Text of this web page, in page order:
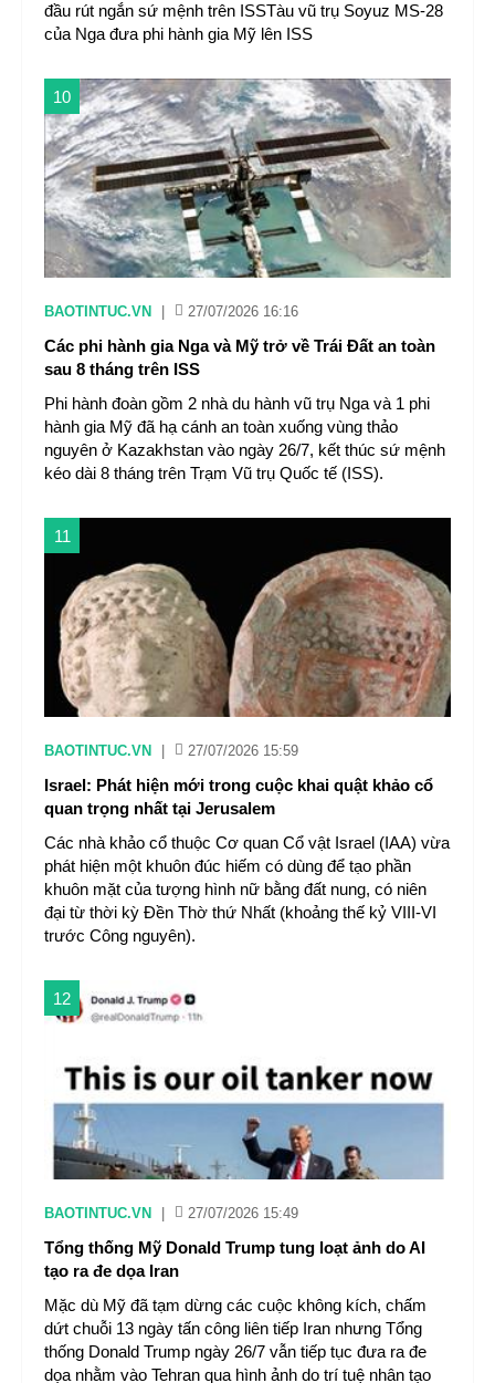
đầu rút ngắn sứ mệnh trên ISSTàu vũ trụ Soyuz MS-28
của Nga đưa phi hành gia Mỹ lên ISS
10
BAOTINTUC.VN 27/07/2026 16:16
Các phi hành gia Nga và Mỹ trở về Trái Đất an toàn
sau 8 tháng trên ISS
Phi hành đoàn gồm 2 nhà du hành vũ trụ Nga và 1 phi
hành gia Mỹ đã hạ cánh an toàn xuống vùng thảo
nguyên ở Kazakhstan vào ngày 26/7, kết thúc sứ mệnh
kéo dài 8 tháng trên Trạm Vũ trụ Quốc tế (ISS).
11
BAOTINTUC.VN 27/07/2026 15:59
Israel: Phát hiện mới trong cuộc khai quật khảo cổ
quan trọng nhất tại Jerusalem
Các nhà khảo cổ thuộc Cơ quan Cổ vật Israel (IAA) vừa
phát hiện một khuôn đúc hiếm có dùng để tạo phần
khuôn mặt của tượng hình nữ bằng đất nung, có niên
đại từ thời kỳ Đền Thờ thứ Nhất (khoảng thế kỷ VIII-VI
trước Công nguyên).
12
BAOTINTUC.VN 27/07/2026 15:49
Tổng thống Mỹ Donald Trump tung loạt ảnh do AI
tạo ra đe dọa Iran
Mặc dù Mỹ đã tạm dừng các cuộc không kích, chấm
dứt chuỗi 13 ngày tấn công liên tiếp Iran nhưng Tổng
thống Donald Trump ngày 26/7 vẫn tiếp tục đưa ra đe
dọa nhằm vào Tehran qua hình ảnh do trí tuệ nhân tạo